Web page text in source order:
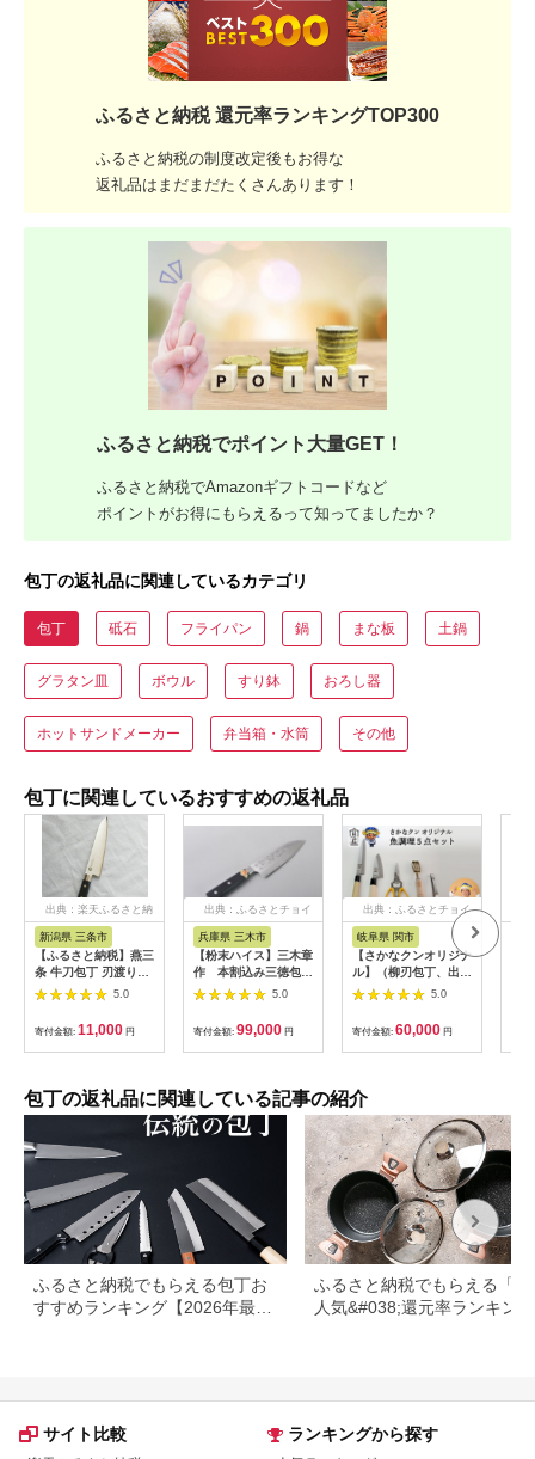
ふるさと納税 還元率ランキングTOP300
ふるさと納税の制度改定後もお得な
返礼品はまだまだたくさんあります！
ふるさと納税でポイント大量GET！
ふるさと納税でAmazonギフトコードなど
ポイントがお得にもらえるって知ってましたか？
包丁の返礼品に関連しているカテゴリ
包丁 砥石 フライパン 鍋 まな板 土鍋
グラタン皿 ボウル すり鉢 おろし器
ホットサンドメーカー 弁当箱・水筒 その他
包丁に関連しているおすすめの返礼品
出典：楽天ふるさと納
新潟県 三条市
【ふるさと納税】燕三
条 牛刀包丁 刃渡り
180mm モリブデンバ
ナジウム鋼 キッチン
用品 燕三条製
【010S428】
5.0
寄付金額: 11,000 円
出典：ふるさとチョイ
兵庫県 三木市
【粉末ハイス】三木章
作 本割込み三徳包丁
（口金付き黒合板）
5.0
寄付金額: 99,000 円
出典：ふるさとチョイ
岐阜県 関市
【さかなクンオリジナ
ル】（柳刃包丁、出刃
包丁、キッチンバサ
ミ、鱗取り、骨抜き）
5点セット
5.0
寄付金額: 60,000 円
包丁の返礼品に関連している記事の紹介
ふるさと納税でもらえる包丁お
すすめランキング【2026年最新
ふるさと納税でもらえる「鍋
人気&#038;還元率ランキング
サイト比較 ランキングから探す